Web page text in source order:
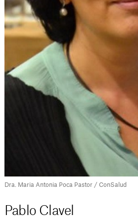
Dra. Maria Antonia Poca Pastor / ConSalud
Pablo Clavel